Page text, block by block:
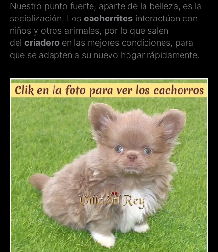
Nuestro punto fuerte, aparte de la belleza, es la
socialización. Los cachorritos interactúan con
niños y otros animales, por lo que salen
del criadero en las mejores condiciones, para
que se adapten a su nuevo hogar rápidamente.